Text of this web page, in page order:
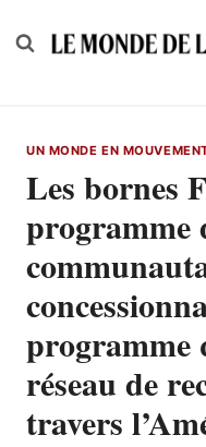
to
UN MONDE EN
Les bornes
programme
programme
réseau de
travers